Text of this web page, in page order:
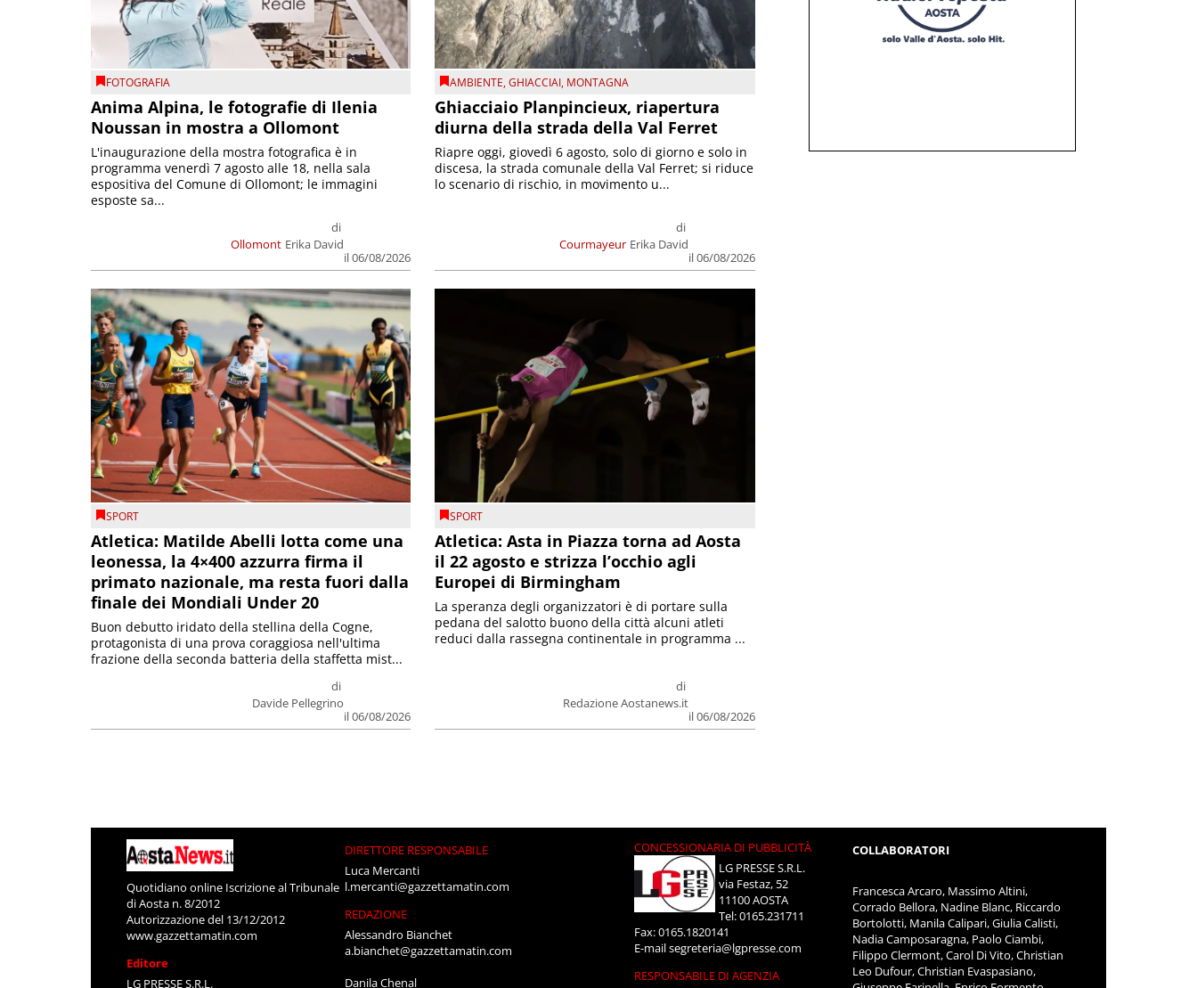
FOTOGRAFIA
Anima Alpina, le fotografie di Ilenia
Noussan in mostra a Ollomont
Ollomont
di
Erika David
il 06/08/2026
L'inaugurazione della mostra fotografica è in
programma venerdì 7 agosto alle 18, nella sala
espositiva del Comune di Ollomont; le immagini
esposte sa...
AMBIENTE,GHIACCIAI, MONTAGNA
Ghiacciaio Planpincieux, riapertura
diurna della strada della Val Ferret
Courmayeur
di
Erika David
il 06/08/2026
Riapre oggi, giovedì 6 agosto, solo di giorno e solo in
discesa, la strada comunale della Val Ferret; si riduce
lo scenario di rischio, in movimento u...
SPORT
Atletica: Matilde Abelli lotta come una
leonessa, la 4×400 azzurra firma il
primato nazionale, ma resta fuori dalla
finale dei Mondiali Under 20
di
Davide Pellegrino
il 06/08/2026
Buon debutto iridato della stellina della Cogne,
protagonista di una prova coraggiosa nell'ultima
frazione della seconda batteria della staffetta mist...
SPORT
Atletica: Asta in Piazza torna ad Aosta
il 22 agosto e strizza l’occhio agli
Europei di Birmingham
di
Redazione Aostanews.it
il 06/08/2026
La speranza degli organizzatori è di portare sulla
pedana del salotto buono della città alcuni atleti
reduci dalla rassegna continentale in programma ...
Quotidiano online Iscrizione al Tribunale
di Aosta n. 8/2012
Autorizzazione del 13/12/2012
www.gazzettamatin.com
Editore
LG PRESSE S.R.L.
DIRETTORE RESPONSABILE
Luca Mercanti
l.mercanti@gazzettamatin.com
REDAZIONE
Alessandro Bianchet
a.bianchet@gazzettamatin.com
Danila Chenal
CONCESSIONARIA DI PUBBLICITÀ
LG PRESSE S.R.L.
via Festaz, 52
11100 AOSTA
Tel: 0165.231711
Fax: 0165.1820141
E-mailsegreteria@lgpresse.com
RESPONSABILE DI AGENZIA
COLLABORATORI
Francesca Arcaro, Massimo Altini,
Corrado Bellora, Nadine Blanc, Riccardo
Bortolotti, Manila Calipari, Giulia Calisti,
Nadia Camposaragna, Paolo Ciambi,
Filippo Clermont, Carol Di Vito, Christian
Leo Dufour, Christian Evaspasiano,